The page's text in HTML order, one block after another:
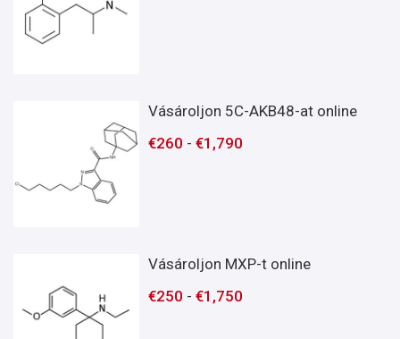
Vásároljon 5C-AKB48-at online
€260 -€1,790
Vásároljon MXP-t online
€250 -€1,750